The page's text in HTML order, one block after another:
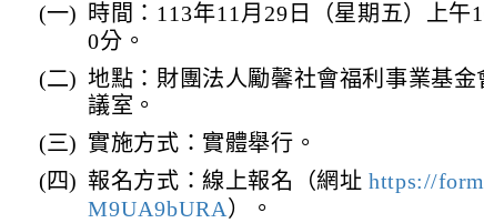
(一) 時間：113年11月29日（星期五）上午
0分。
(二) 地點：財團法人勵馨社會福利事業基
議室。
(三) 實施方式：實體舉行。
(四) 報名方式：線上報名（網址 https://
M9UA9bURA）。